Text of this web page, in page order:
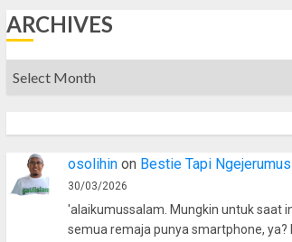
ARCHIVES
Archives
osolihinon Bestie Tapi
30/03/2026
'alaikumussalam. Mungkin untuk saat
semua remaja punya smartphone, ya?